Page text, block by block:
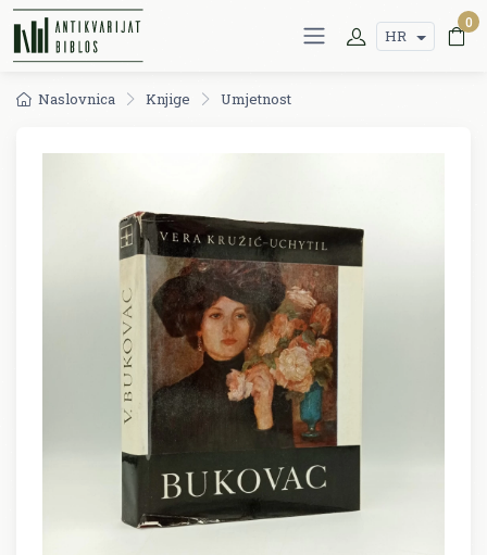
HR
0
Naslovnica Knjige Umjetnost